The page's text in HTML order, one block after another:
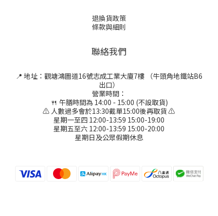
退換貨政策
條款與細則
聯絡我們
📍 地址：觀塘鴻圖道16號志成工業大廈7樓 （牛頭角地鐵站B6
出口）
營業時間：
🍴 午膳時間為 14:00 - 15:00 (不設取貨)
⚠ 人數過多會於13:30截單15:00後再取貨 ⚠
星期一至四 12:00-13:59 15:00-19:00
星期五至六 12:00-13:59 15:00-20:00
星期日及公眾假期休息